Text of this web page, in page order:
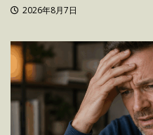
2026年8月7日